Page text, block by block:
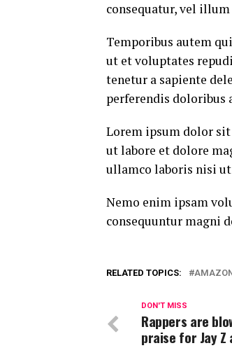
consequatur, vel
Temporibus autem
ut et voluptates
tenetur a sapiente
perferendis doloribus
Lorem ipsum dolor
ut labore et dolore
ullamco laboris nisi
Nemo enim ipsam
consequuntur magni
RELATED TOPICS:
DON'T MISS
Rappers are
praise for Jay Z